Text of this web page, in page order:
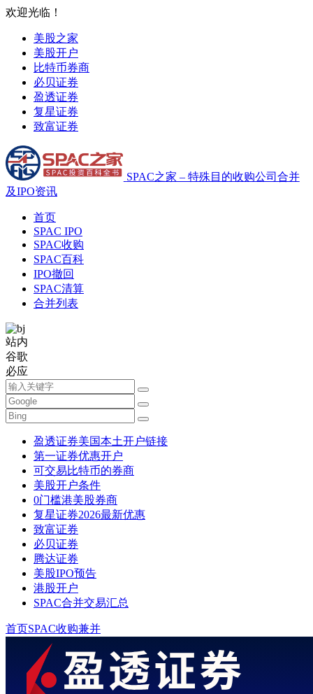
欢迎光临！
美股之家
美股开户
比特币券商
必贝证券
盈透证券
复星证券
致富证券
SPAC之家 – 特殊目的收购公司合并
及IPO资讯
首页
SPAC IPO
SPAC收购
SPAC百科
IPO撤回
SPAC清算
合并列表
站内
谷歌
必应
盈透证券美国本土开户链接
第一证券优惠开户
可交易比特币的券商
美股开户条件
0门槛港美股券商
复星证券2026最新优惠
致富证券
必贝证券
腾达证券
美股IPO预告
港股开户
SPAC合并交易汇总
首页SPAC收购兼并